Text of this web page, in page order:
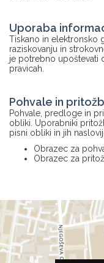
Uporaba
Tiskano in elektronsko
raziskovanju in
je potrebno upoštevati
pravicah.
Pohvale in
Pohvale, predloge in
obliki. Uporabniki
pisni obliki in jih
Obrazec za
Obrazec za